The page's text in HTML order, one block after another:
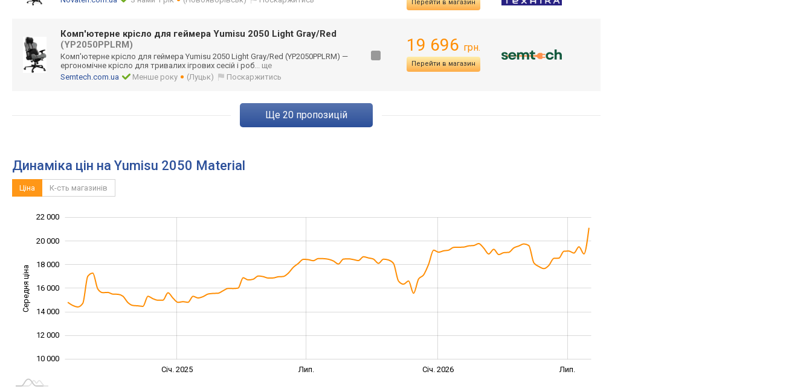
Перейти в магазин
Комп'ютерне крісло для геймера Yumisu 2050 Light Gray/Red
(YP2050PPLRM)
Комп'ютерне крісло для геймера Yumisu 2050 Light Gray/Red (YP2050PPLRM) —
ергономічне крісло для тривалих ігрових сесій і роб... ще
Semtech.com.ua
Менше року (Луцьк) Поскаржитись
19 696 грн.
Перейти в магазин
ще 20 пропозицій
Динаміка цін на Yumisu 2050 Material
Ціна К-сть магазинів
Середня ціна 10 000
10 000
12 000
14 000
16 000
18 000
20 000
22 000
Січ. 2025 Лип. Січ. 2026 Лип.